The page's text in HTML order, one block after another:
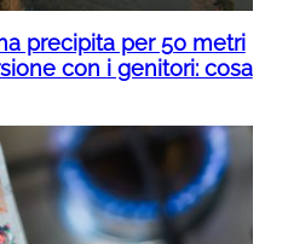
precipita per 50 metri
con i genitori: cosa